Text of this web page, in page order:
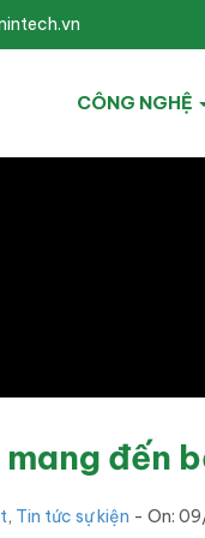
CÔNG NGHỆ
đến
, Tin tức sự kiện - On: